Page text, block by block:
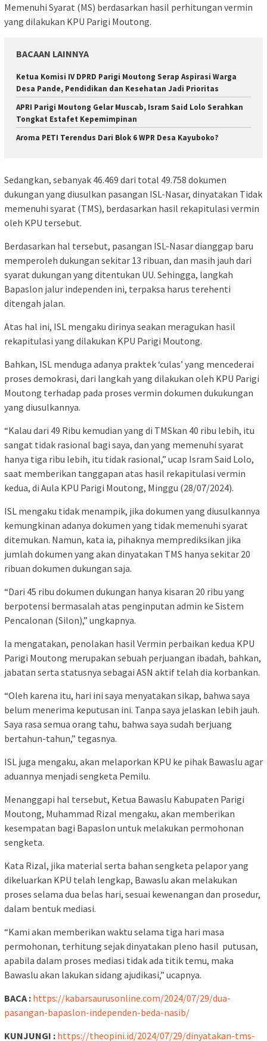
Memenuhi Syarat (MS) berdasarkan hasil perhitungan vermin
yang dilakukan KPU Parigi Moutong.
BACAAN LAINNYA
Ketua Komisi IV DPRD Parigi Moutong Serap Aspirasi Warga
Desa Pande, Pendidikan dan Kesehatan Jadi Prioritas
APRI Parigi Moutong Gelar Muscab, Isram Said Lolo Serahkan
Tongkat Estafet Kepemimpinan
Aroma PETI Terendus Dari Blok 6 WPR Desa Kayuboko?
Sedangkan, sebanyak 46.469 dari total 49.758 dokumen
dukungan yang diusulkan pasangan ISL-Nasar, dinyatakan Tidak
memenuhi syarat (TMS), berdasarkan hasil rekapitulasi vermin
oleh KPU tersebut.
Berdasarkan hal tersebut, pasangan ISL-Nasar dianggap baru
memperoleh dukungan sekitar 13 ribuan, dan masih jauh dari
syarat dukungan yang ditentukan UU. Sehingga, langkah
Bapaslon jalur independen ini, terpaksa harus terehenti
ditengah jalan.
Atas hal ini, ISL mengaku dirinya seakan meragukan hasil
rekapitulasi yang dilakukan KPU Parigi Moutong.
Bahkan, ISL menduga adanya praktek ‘culas’ yang mencederai
proses demokrasi, dari langkah yang dilakukan oleh KPU Parigi
Moutong terhadap pada proses vermin dokumen dukukungan
yang diusulkannya.
“Kalau dari 49 Ribu kemudian yang di TMSkan 40 ribu lebih, itu
sangat tidak rasional bagi saya, dan yang memenuhi syarat
hanya tiga ribu lebih, itu tidak rasional,” ucap Isram Said Lolo,
saat memberikan tanggapan atas hasil rekapitulasi vermin
kedua, di Aula KPU Parigi Moutong, Minggu (28/07/2024).
ISL mengaku tidak menampik, jika dokumen yang diusulkannya
kemungkinan adanya dokumen yang tidak memenuhi syarat
ditemukan. Namun, kata ia, pihaknya memprediksikan jika
jumlah dokumen yang akan dinyatakan TMS hanya sekitar 20
ribuan dokumen dukungan saja.
“Dari 45 ribu dokumen dukungan hanya kisaran 20 ribu yang
berpotensi bermasalah atas penginputan admin ke Sistem
Pencalonan (Silon),” ungkapnya.
Ia mengatakan, penolakan hasil Vermin perbaikan kedua KPU
Parigi Moutong merupakan sebuah perjuangan ibadah, bahkan,
jabatan serta statusnya sebagai ASN aktif telah dia korbankan.
“Oleh karena itu, hari ini saya menyatakan sikap, bahwa saya
belum menerima keputusan ini. Tanpa saya jelaskan lebih jauh.
Saya rasa semua orang tahu, bahwa saya sudah berjuang
bertahun-tahun,” tegasnya.
ISL juga mengaku, akan melaporkan KPU ke pihak Bawaslu agar
aduannya menjadi sengketa Pemilu.
Menanggapi hal tersebut, Ketua Bawaslu Kabupaten Parigi
Moutong, Muhammad Rizal mengaku, akan memberikan
kesempatan bagi Bapaslon untuk melakukan permohonan
sengketa.
Kata Rizal, jika material serta bahan sengketa pelapor yang
dikeluarkan KPU telah lengkap, Bawaslu akan melakukan
proses selama dua belas hari, sesuai kewenangan dan prosedur,
dalam bentuk mediasi.
“Kami akan memberikan waktu selama tiga hari masa
permohonan, terhitung sejak dinyatakan pleno hasil putusan,
apabila dalam proses mediasi tidak ada titik temu, maka
Bawaslu akan lakukan sidang ajudikasi,” ucapnya.
BACA : https://kabarsaurusonline.com/2024/07/29/dua-
pasangan-bapaslon-independen-beda-nasib/
KUNJUNGI : https://theopini.id/2024/07/29/dinyatakan-tms-